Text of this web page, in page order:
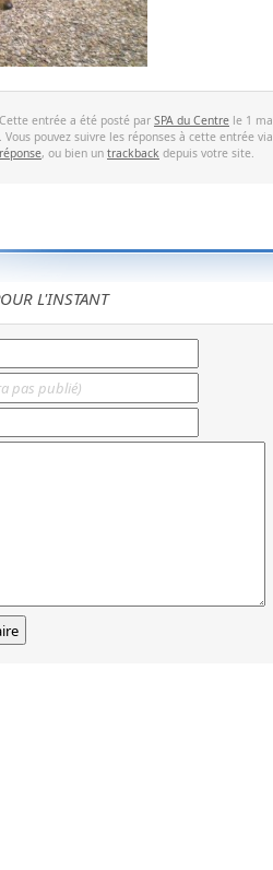
Cette entrée a été posté par SPA du Centre le 1
. Vous pouvez suivre les réponses à cette entrée
réponse, ou bien un trackback depuis votre site.
L'INSTANT